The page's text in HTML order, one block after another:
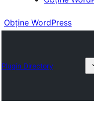
Obține WordPress
Plugin Directory